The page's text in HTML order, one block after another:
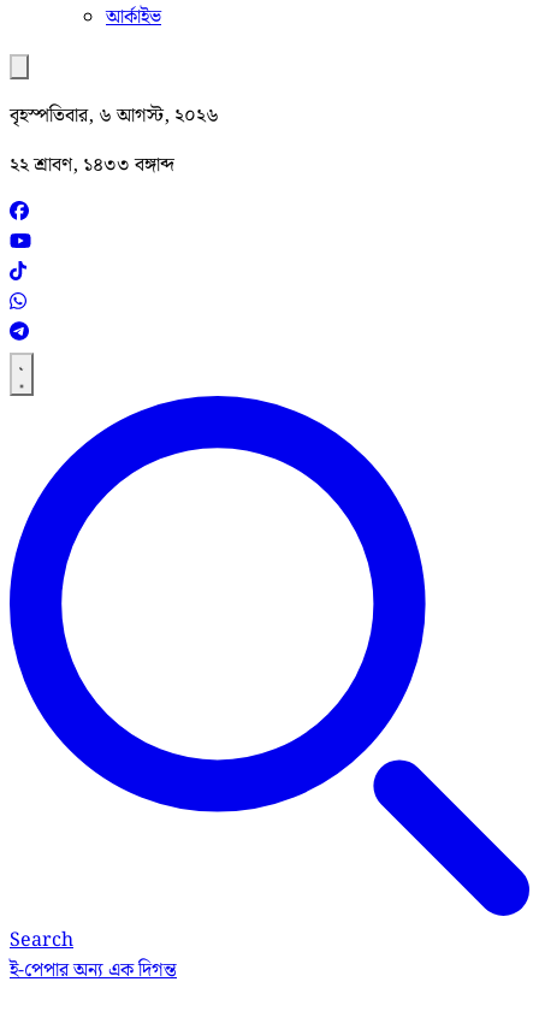
আর্কাইভ
বৃহস্পতিবার, ৬ আগস্ট, ২০২৬
২২ শ্রাবণ, ১৪৩৩ বঙ্গাব্দ
Search
ই-পেপারঅন্য এক দিগন্ত